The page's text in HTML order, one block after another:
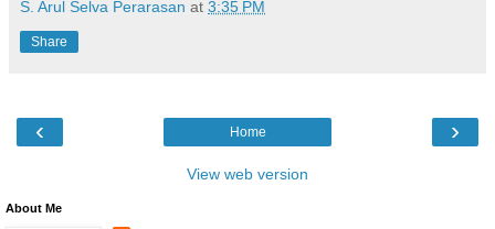
S. Arul Selva Perarasan at 3:35 PM
Share
‹ ›
Home
View web version
About Me